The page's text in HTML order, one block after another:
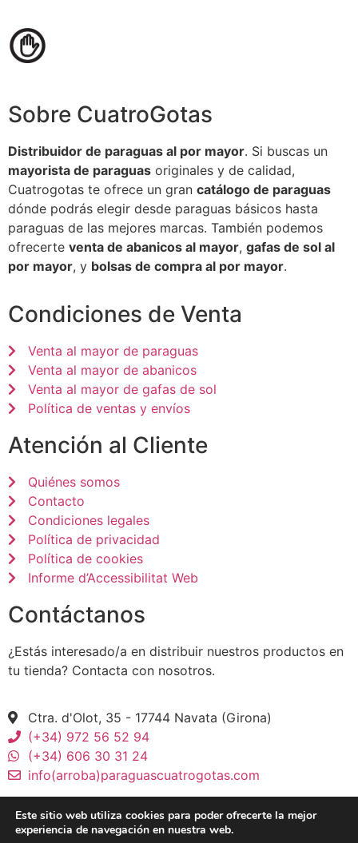
Sobre CuatroGotas
Distribuidor de paraguas al por mayor. Si buscas un
mayorista de paraguas originales y de calidad,
Cuatrogotas te ofrece un gran catálogo de paraguas
dónde podrás elegir desde paraguas básicos hasta
paraguas de las mejores marcas. También podemos
ofrecerte venta de abanicos al mayor, gafas de sol al
por mayor, y bolsas de compra al por mayor.
Condiciones de Venta
Venta al mayor de paraguas
Venta al mayor de abanicos
Venta al mayor de gafas de sol
Política de ventas y envíos
Atención al Cliente
Quiénes somos
Contacto
Condiciones legales
Política de privacidad
Política de cookies
Informe d’Accessibilitat Web
Contáctanos
¿Estás interesado/a en distribuir nuestros productos en
tu tienda? Contacta con nosotros.
Ctra. d'Olot, 35 - 17744 Navata (Girona)
(+34) 972 56 52 94
(+34) 606 30 31 24
info(arroba)paraguascuatrogotas.com
Este sitio web utiliza cookies para poder ofrecerte la mejor
experiencia de navegación en nuestra web.